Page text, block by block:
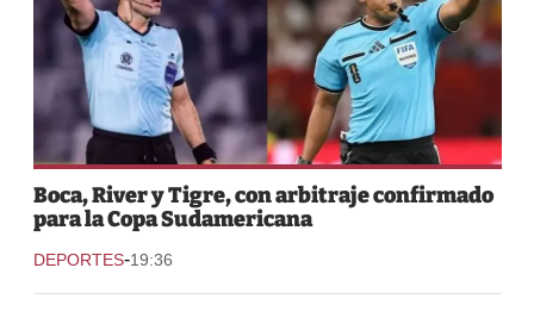
Boca, River y Tigre, con arbitraje confirmado
para la Copa Sudamericana
DEPORTES-19:36